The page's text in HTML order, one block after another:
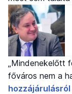
„Mindenekelőtt
főváros nem a
hozzájárulásról